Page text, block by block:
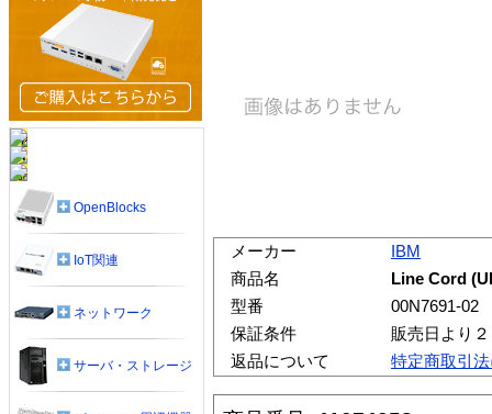
メーカー
IBM
商品名
Line Cord
型番
00N7691-02
保証条件
販売日より
返品について
特定商取引
OpenBlocks
IoT関連
ネットワーク
サーバ・ストレージ